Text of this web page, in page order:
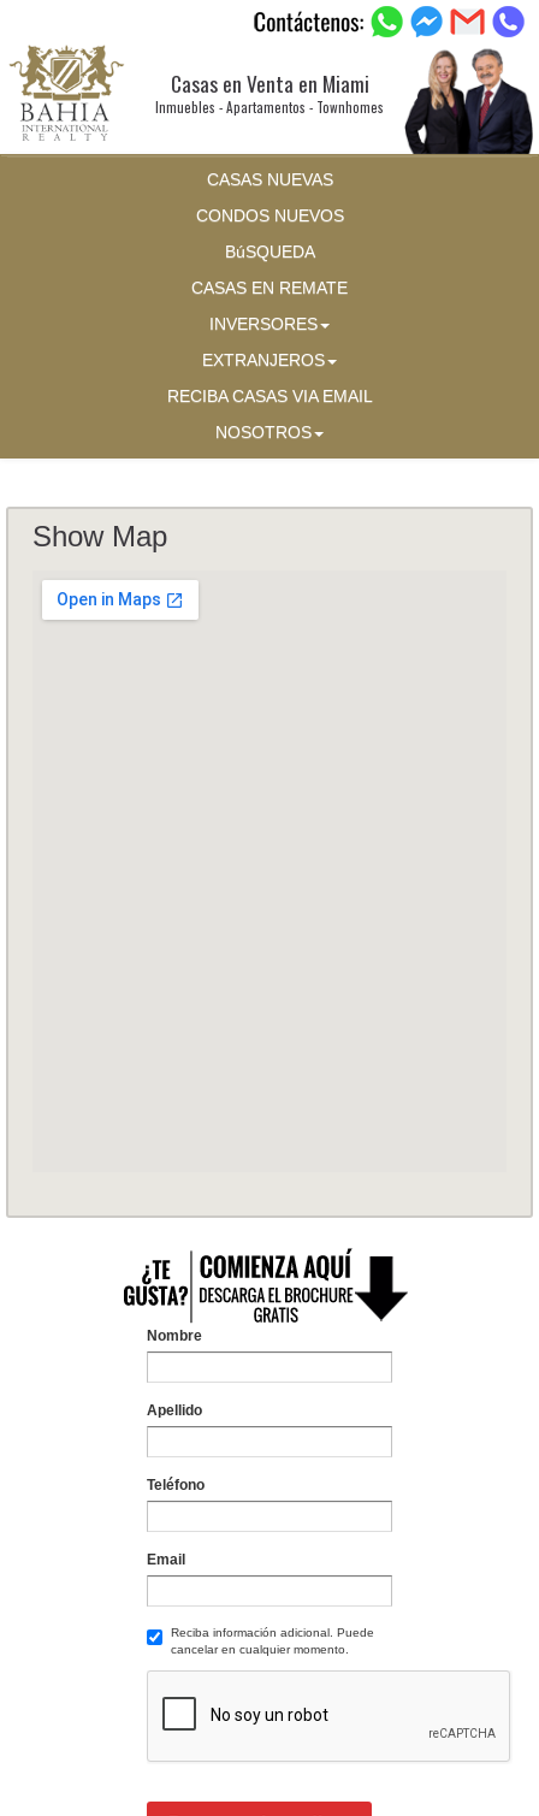
Casas en Venta en Miami
Inmuebles - Apartamentos - Townhomes
CASAS NUEVAS
CONDOS NUEVOS
BúSQUEDA
CASAS EN REMATE
INVERSORES
EXTRANJEROS
RECIBA CASAS VIA EMAIL
NOSOTROS
Show Map
Nombre
Apellido
Teléfono
Email
Reciba información adicional. Puede
cancelar en cualquier momento.